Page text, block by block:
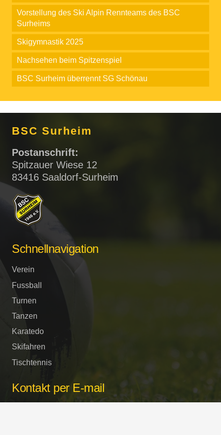
Vorstellung des Ski Alpin Rennteams des BSC
Surheims
Skigymnastik 2025
Nachsehen beim Spitzenspiel
BSC Surheim überrennt SG Schönau
BSC Surheim
Postanschrift:
Spitzauer Wiese 12
83416 Saaldorf-Surheim
Schnellnavigation
Verein
Fussball
Turnen
Tanzen
Karatedo
Skifahren
Tischtennis
Kontakt per E-mail